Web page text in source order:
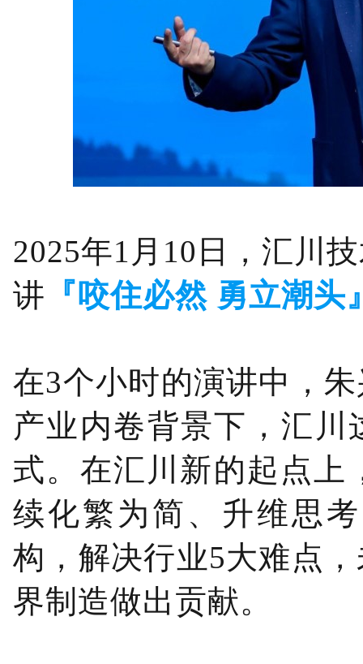
2025年1月10日，汇川
讲 『咬住必然 勇立潮头
在3个小时的演讲中，
产业内卷背景下，汇川
式。在汇川新的起点上
续化繁为简、升维思
构，解决行业5大难点
界制造做出贡献。